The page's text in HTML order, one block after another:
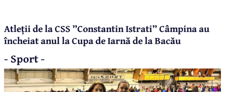
Atleții de la CSS ”Constantin Istrati” Câmpina au
încheiat anul la Cupa de Iarnă de la Bacău
- Sport -